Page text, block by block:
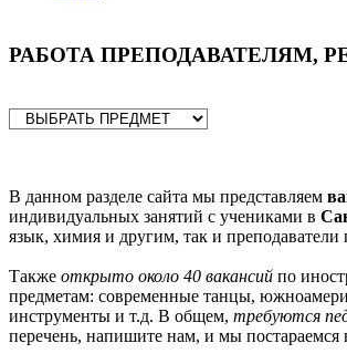
РАБОТА ПРЕПОДАВАТЕЛЯМ,
В данном разделе сайта мы представляем
индивидуальных занятий с учениками в
язык, химия и другим, так и
Также открыто около 40 вакансий по
предметам: современные танцы,
инструменты и т.д. В общем, требуются
перечень, напишите нам, и мы постараемся